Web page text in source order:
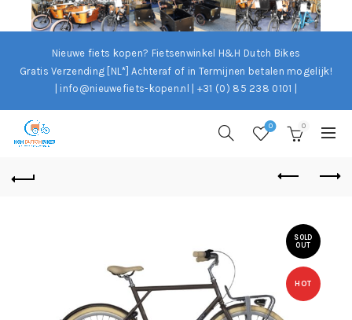
Nieuwe fiets kopen? Fietsenwinkel H&H Dutch Bikes
Gratis Verzending [NL*] Achteraf of in Termijnen betalen mogelijk!
| info@nieuwefiets-kopen.nl | +31 (0) 85 238 0101 |
0 0
SOLD
OUT
HOT